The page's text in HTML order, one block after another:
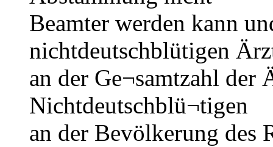
Beamter werden kann
nichtdeutschblütigen
an der Ge¬samtzahl der
Nichtdeutschblü¬tigen
an der Bevölkerung des